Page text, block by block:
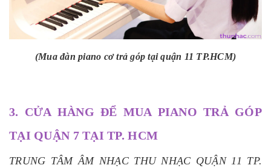
(Mua đàn piano cơ trả góp tại quận 11 TP.HCM)
3. CỬA HÀNG ĐỂ MUA PIANO TRẢ GÓP
TẠI QUẬN 7 TẠI TP. HCM
TRUNG TÂM ÂM NHẠC THU NHẠC QUẬN 11 TP.